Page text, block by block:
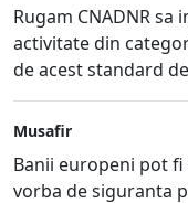
Rugam CNADNR
activitate din
de acest standard
Musafir
Banii europeni pot
vorba de siguranta